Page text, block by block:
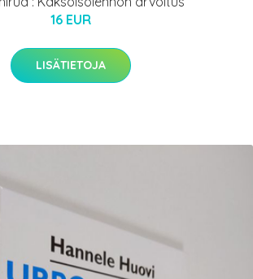
16 EUR
LISÄTIETOJA